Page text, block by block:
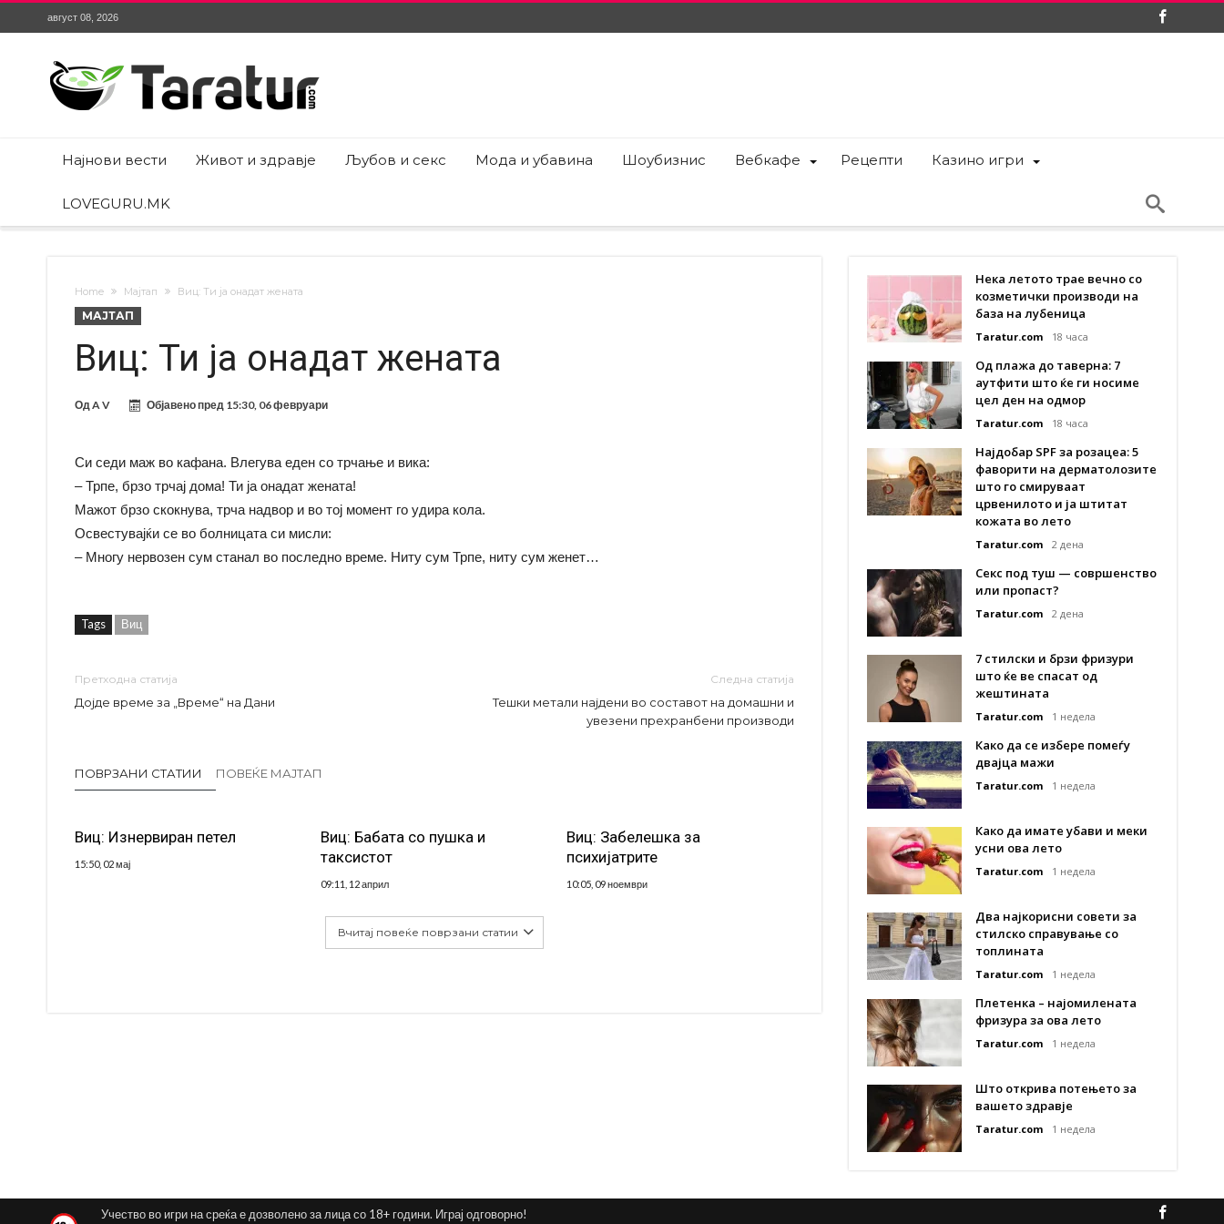
август 08, 2026
Најнови вести Живот и здравје Љубов и секс Мода и убавина Шоубизнис Вебкафе Рецепти Казино игри
LOVEGURU.MK
Home Мајтап Виц: Ти ја онадат жената
МАЈТАП
Виц: Ти ја онадат жената
ОдA V Објавено пред 15:30, 06 февруари
Си седи маж во кафана. Влегува еден со трчање и вика:
– Трпе, брзо трчај дома! Ти ја онадат жената!
Мажот брзо скокнува, трча надвор и во тој момент го удира кола.
Освестувајќи се во болницата си мисли:
– Многу нервозен сум станал во последно време. Ниту сум Трпе, ниту сум женет…
Tags Виц
Претходна статија
Дојде време за „Време“ на Дани
Следна статија
Тешки метали најдени во составот на домашни и
увезени прехранбени производи
ПОВРЗАНИ СТАТИИ ПОВЕЌЕ МАЈТАП
Виц: Изнервиран петел
15:50, 02 мај
Виц: Бабата со пушка и
таксистот
09:11, 12 април
Виц: Забелешка за
психијатрите
10:05, 09 ноември
Вчитај повеќе поврзани статии
Нека летото трае вечно со
козметички производи на
база на лубеница
Taratur.com 18 часа
Од плажа до таверна: 7
аутфити што ќе ги носиме
цел ден на одмор
Taratur.com 18 часа
Најдобар SPF за розацеа: 5
фаворити на дерматолозите
што го смируваат
црвенилото и ја штитат
кожата во лето
Taratur.com 2 дена
Секс под туш — совршенство
или пропаст?
Taratur.com 2 дена
7 стилски и брзи фризури
што ќе ве спасат од
жештината
Taratur.com 1 недела
Како да се избере помеѓу
двајца мажи
Taratur.com 1 недела
Како да имате убави и меки
усни ова лето
Taratur.com 1 недела
Два најкорисни совети за
стилско справување со
топлината
Taratur.com 1 недела
Плетенка – најомилената
фризура за ова лето
Taratur.com 1 недела
Што открива потењето за
вашето здравје
Taratur.com 1 недела
Учество во игри на среќа е дозволено за лица со 18+ години. Играј одговорно!